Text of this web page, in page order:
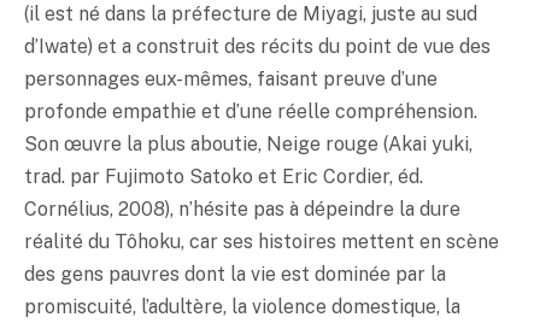
(il est né dans la préfecture de Miyagi, juste au sud
d’Iwate) et a construit des récits du point de vue des
personnages eux-mêmes, faisant preuve d’une
profonde empathie et d’une réelle compréhension.
Son œuvre la plus aboutie, Neige rouge (Akai yuki,
trad. par Fujimoto Satoko et Eric Cordier, éd.
Cornélius, 2008), n’hésite pas à dépeindre la dure
réalité du Tôhoku, car ses histoires mettent en scène
des gens pauvres dont la vie est dominée par la
promiscuité, l’adultère, la violence domestique, la